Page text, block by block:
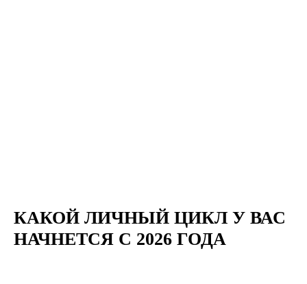
КАКОЙ ЛИЧНЫЙ ЦИКЛ У ВАС
НАЧНЕТСЯ С 2026 ГОДА